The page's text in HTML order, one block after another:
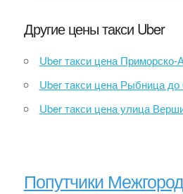
Другие цены такси Uber
Uber такси цена Приморско-
Uber такси цена Рыбница до
Uber такси цена улица Вершигоры
Попутчики